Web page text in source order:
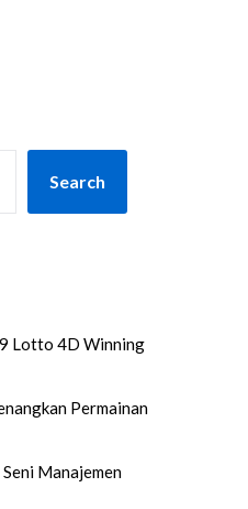
Search
Lotto 4D Winning
Permainan
Manajemen